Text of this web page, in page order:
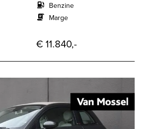
Benzine
Marge
€ 11.840,-